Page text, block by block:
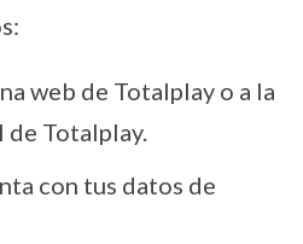
web de Totalplay o a la
Totalplay.
con tus datos de